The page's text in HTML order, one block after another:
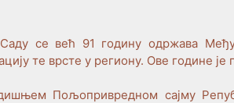
се већ 91 годину одржава
те врсте у региону. Ове године
Пољопривредном сајму